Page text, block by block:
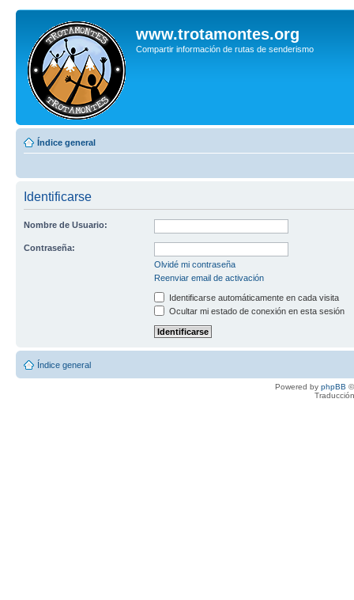
www.trotamontes.org
Compartir información de rutas de senderismo
Índice general
Identificarse
Nombre de Usuario:
Contraseña:
Olvidé mi contraseña
Reenviar email de activación
Identificarse automáticamente en cada visita
Ocultar mi estado de conexión en esta sesión
Índice general
Powered by phpBB